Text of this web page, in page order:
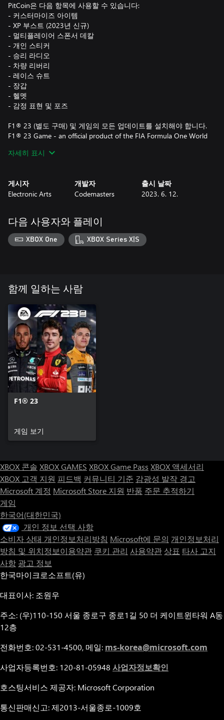
PitCoin은 다음 항목에 사용할 수 있습니다:
- 커스터마이즈 아이템
- XP 부스트 (2023년 신규)
- 멀티플레이어 스폰서 데칼
- 개인 스티커
- 승리 라디오
- 차량 리버리
- 레이스 슈트
- 장갑
- 헬멧
- 감정 표현 및 포즈
F1® 23 (별도 구매) 및 게임의 모든 업데이트를 설치해야 합니다.
F1® 23 Game - an official product of the FIA Formula One World
EA SPORTS logo, Codemasters and the Codemasters logo are
자세히 표시
게시자
Electronic Arts
개발자
Codemasters
출시 날짜
2023. 6. 12.
다음 사용자와 플레이
XBOX One XBOX Series X|S
함께 일하는 사람
F1® 23
게임 보기
XBOX 콘솔 XBOX GAMES XBOX Game Pass XBOX 액세서리
XBOX 고객 지원 피드백 커뮤니티 기준 감광성 발작 경고
Microsoft 계정 Microsoft Store 지원 반품 주문 추적하기
게임
한국어(대한민국)
개인 정보 선택 사항
소비자 상태 개인정보처리방침 Microsoft에 문의 개인정보처리
방침 및 위치정보이용약관 쿠키 관리 사용약관 상표 타사 고지
사항 광고 정보
한국마이크로소프트(유)
대표이사: 조원우
주소: (우)110-150 서울 종로구 종로1길 50 더 케이트윈타워 A동
12층
전화번호: 02-531-4500, 메일: ms-korea@microsoft.com
사업자등록번호: 120-81-05948 사업자정보확인
호스팅서비스 제공자: Microsoft Corporation
통신판매신고: 제2013-서울종로-1009호